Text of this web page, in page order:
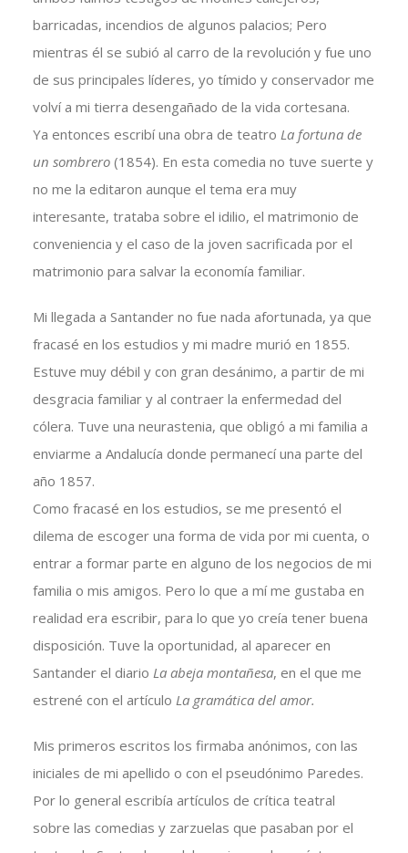
barricadas, incendios de algunos palacios; Pero
mientras él se subió al carro de la revolución y fue uno
de sus principales líderes, yo tímido y conservador me
volví a mi tierra desengañado de la vida cortesana.
Ya entonces escribí una obra de teatro La fortuna de
un sombrero (1854). En esta comedia no tuve suerte y
no me la editaron aunque el tema era muy
interesante, trataba sobre el idilio, el matrimonio de
conveniencia y el caso de la joven sacrificada por el
matrimonio para salvar la economía familiar.
Mi llegada a Santander no fue nada afortunada, ya que
fracasé en los estudios y mi madre murió en 1855.
Estuve muy débil y con gran desánimo, a partir de mi
desgracia familiar y al contraer la enfermedad del
cólera. Tuve una neurastenia, que obligó a mi familia a
enviarme a Andalucía donde permanecí una parte del
año 1857.
Como fracasé en los estudios, se me presentó el
dilema de escoger una forma de vida por mi cuenta, o
entrar a formar parte en alguno de los negocios de mi
familia o mis amigos. Pero lo que a mí me gustaba en
realidad era escribir, para lo que yo creía tener buena
disposición. Tuve la oportunidad, al aparecer en
Santander el diario La abeja montañesa, en el que me
estrené con el artículo La gramática del amor.
Mis primeros escritos los firmaba anónimos, con las
iniciales de mi apellido o con el pseudónimo Paredes.
Por lo general escribía artículos de crítica teatral
sobre las comedias y zarzuelas que pasaban por el